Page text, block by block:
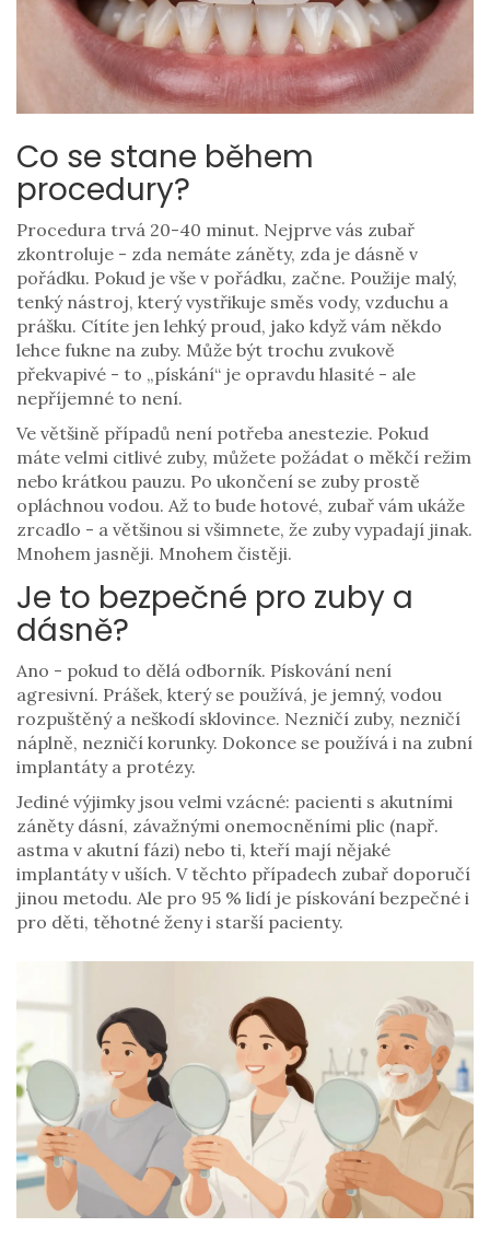
Co se stane během
procedury?
Procedura trvá 20-40 minut. Nejprve vás zubař
zkontroluje - zda nemáte záněty, zda je dásně v
pořádku. Pokud je vše v pořádku, začne. Použije malý,
tenký nástroj, který vystřikuje směs vody, vzduchu a
prášku. Cítíte jen lehký proud, jako když vám někdo
lehce fukne na zuby. Může být trochu zvukově
překvapivé - to „pískání“ je opravdu hlasité - ale
nepříjemné to není.
Ve většině případů není potřeba anestezie. Pokud
máte velmi citlivé zuby, můžete požádat o měkčí režim
nebo krátkou pauzu. Po ukončení se zuby prostě
opláchnou vodou. Až to bude hotové, zubař vám ukáže
zrcadlo - a většinou si všimnete, že zuby vypadají jinak.
Mnohem jasněji. Mnohem čistěji.
Je to bezpečné pro zuby a
dásně?
Ano - pokud to dělá odborník. Pískování není
agresivní. Prášek, který se používá, je jemný, vodou
rozpuštěný a neškodí sklovince. Nezničí zuby, nezničí
náplně, nezničí korunky. Dokonce se používá i na zubní
implantáty a protézy.
Jediné výjimky jsou velmi vzácné: pacienti s akutními
záněty dásní, závažnými onemocněními plic (např.
astma v akutní fázi) nebo ti, kteří mají nějaké
implantáty v uších. V těchto případech zubař doporučí
jinou metodu. Ale pro 95 % lidí je pískování bezpečné i
pro děti, těhotné ženy i starší pacienty.